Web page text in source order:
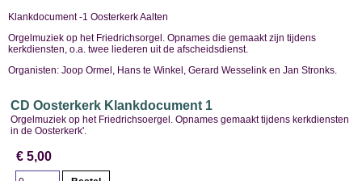
Klankdocument -1 Oosterkerk Aalten
Orgelmuziek op het Friedrichsorgel. Opnames die gemaakt zijn tijdens
kerkdiensten, o.a. twee liederen uit de afscheidsdienst.
Organisten: Joop Ormel, Hans te Winkel, Gerard Wesselink en Jan Stronks.
CD Oosterkerk Klankdocument 1
Orgelmuziek op het Friedrichsoergel. Opnames gemaakt tijdens kerkdiensten
in de Oosterkerk'.
€ 5,00